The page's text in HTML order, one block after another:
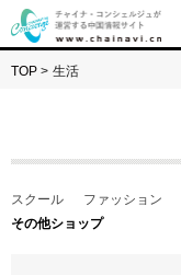
TOP > 生活
スクール ファッション
その他ショップ